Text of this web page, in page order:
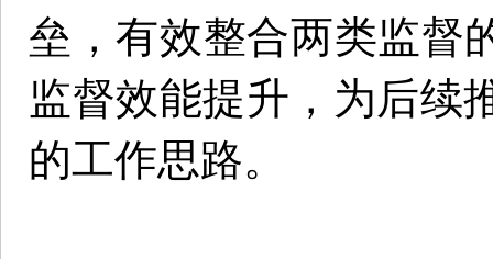
垒，有效整合两类监督
监督效能提升，为后续
的工作思路。